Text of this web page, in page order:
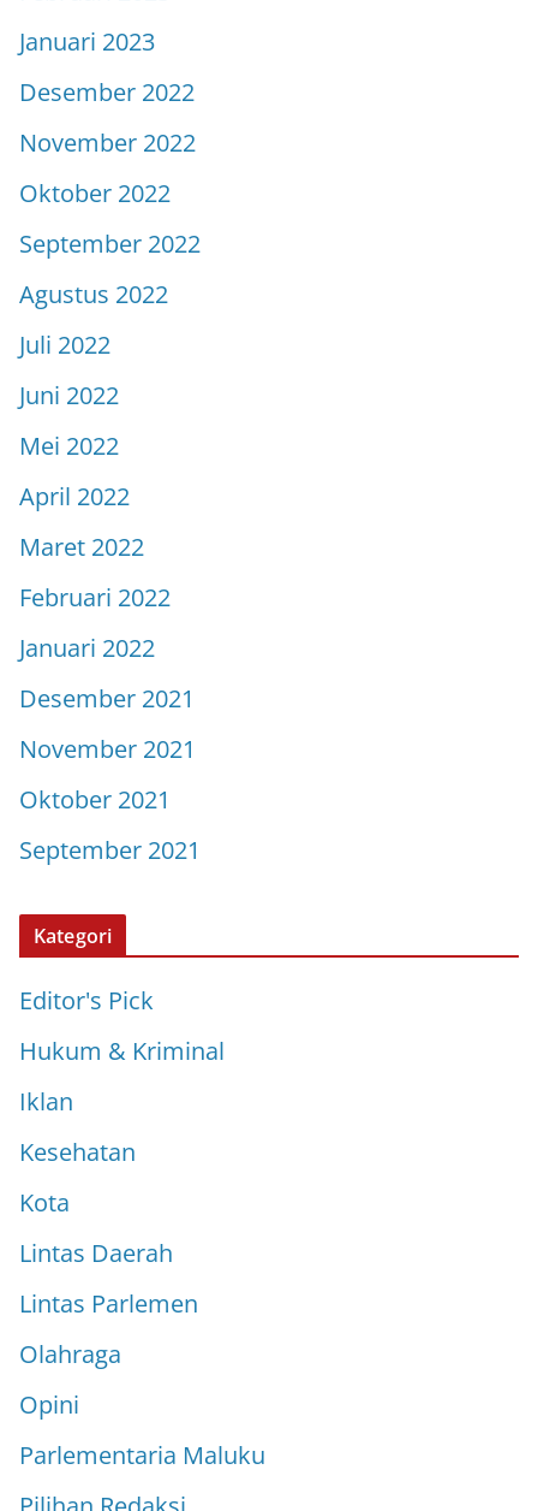
Januari 2023
Desember 2022
November 2022
Oktober 2022
September 2022
Agustus 2022
Juli 2022
Juni 2022
Mei 2022
April 2022
Maret 2022
Februari 2022
Januari 2022
Desember 2021
November 2021
Oktober 2021
September 2021
Kategori
Editor's Pick
Hukum & Kriminal
Iklan
Kesehatan
Kota
Lintas Daerah
Lintas Parlemen
Olahraga
Opini
Parlementaria Maluku